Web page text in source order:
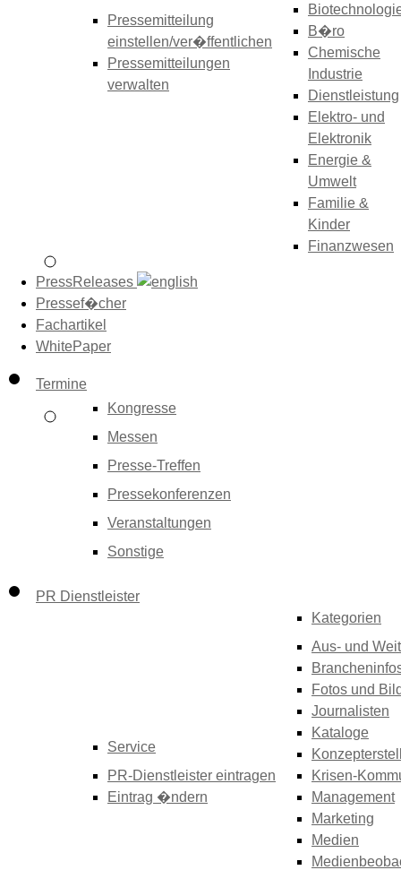
Pressemitteilung
einstellen/ver�ffentlichen
Pressemitteilungen
verwalten
B�ro
Chemische
Industrie
Dienstleistung
Elektro- und
Elektronik
Energie &
Umwelt
Familie &
Kinder
Finanzwesen
PressReleases
Pressef�cher
Fachartikel
WhitePaper
Termine
Kongresse
Messen
Presse-Treffen
Pressekonferenzen
Veranstaltungen
Sonstige
PR Dienstleister
Service
PR-Dienstleister eintragen
Eintrag �ndern
Kategorien
Aus- und
Fotos und
Journalisten
Kataloge
Krisen-
Management
Marketing
Medien